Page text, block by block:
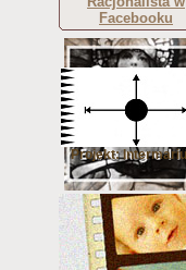
Facebooku